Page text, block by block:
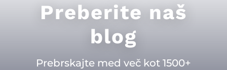
Preberite naš
blog
Prebrskajte med več kot 1500+